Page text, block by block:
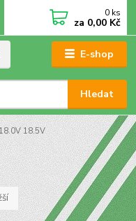
E-shop
Hledat
0 ks
za 0,00 Kč
18.5V